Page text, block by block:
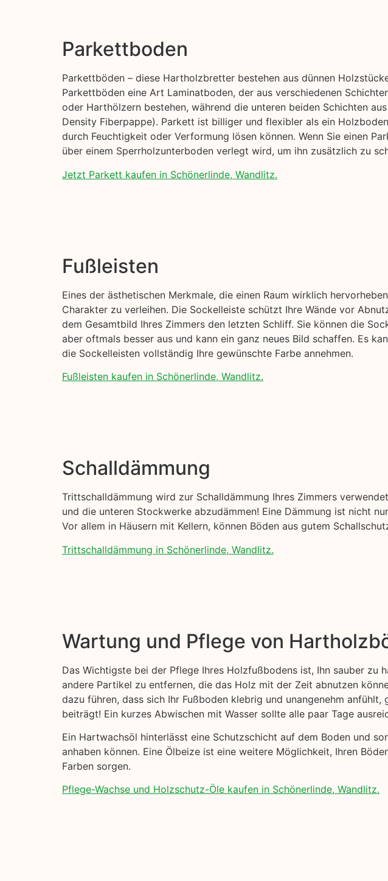
Parkettboden
Parkettböden – diese Hartholzbretter bestehen aus dünnen
Parkettböden eine Art Laminatboden, der aus verschiedenen
oder Harthölzern bestehen, während die unteren beiden Schichten
Density Fiberpappe). Parkett ist billiger und flexibler als ein
durch Feuchtigkeit oder Verformung lösen können. Wenn Sie einen
über einem Sperrholzunterboden verlegt wird, um ihn zusätzlich zu
Jetzt Parkett kaufen in Schönerlinde, Wandlitz.
Fußleisten
Eines der ästhetischen Merkmale, die einen Raum wirklich
Charakter zu verleihen. Die Sockelleiste schützt Ihre Wände vor
dem Gesamtbild Ihres Zimmers den letzten Schliff. Sie können die
aber oftmals besser aus und kann ein ganz neues Bild schaffen. Es
die Sockelleisten vollständig Ihre gewünschte Farbe annehmen.
Fußleisten kaufen in Schönerlinde, Wandlitz.
Schalldämmung
Trittschalldämmung wird zur Schalldämmung Ihres Zimmers
und die unteren Stockwerke abzudämmen! Eine Dämmung ist nicht
Vor allem in Häusern mit Kellern, können Böden aus gutem
Trittschalldämmung in Schönerlinde, Wandlitz.
Wartung und Pflege von
Das Wichtigste bei der Pflege Ihres Holzfußbodens ist, Ihn sauber zu
andere Partikel zu entfernen, die das Holz mit der Zeit abnutzen
dazu führen, dass sich Ihr Fußboden klebrig und unangenehm
beiträgt! Ein kurzes Abwischen mit Wasser sollte alle paar Tage
Ein Hartwachsöl hinterlässt eine Schutzschicht auf dem Boden und
anhaben können. Eine Ölbeize ist eine weitere Möglichkeit, Ihren
Farben sorgen.
Pflege-Wachse und Holzschutz-Öle kaufen in Schönerlinde, Wandlitz.